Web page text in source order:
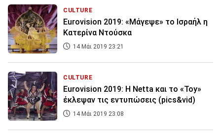
CULTURE
Eurovision 2019: «Μάγεψε» το Ισραήλ η
Κατερίνα Ντούσκα
14 Μάι 2019 23:21
CULTURE
Eurovision 2019: Η Netta και το «Toy»
έκλεψαν τις εντυπώσεις (pics&vid)
14 Μάι 2019 23:08